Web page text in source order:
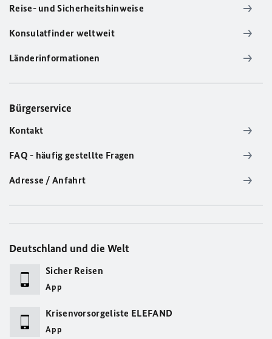
Reise- und Sicherheitshinweise
Konsulatfinder weltweit
Länderinformationen
Bürgerservice
Kontakt
FAQ - häufig gestellte Fragen
Adresse / Anfahrt
Deutschland und die Welt
Sicher Reisen
App
Krisenvorsorgeliste ELEFAND
App